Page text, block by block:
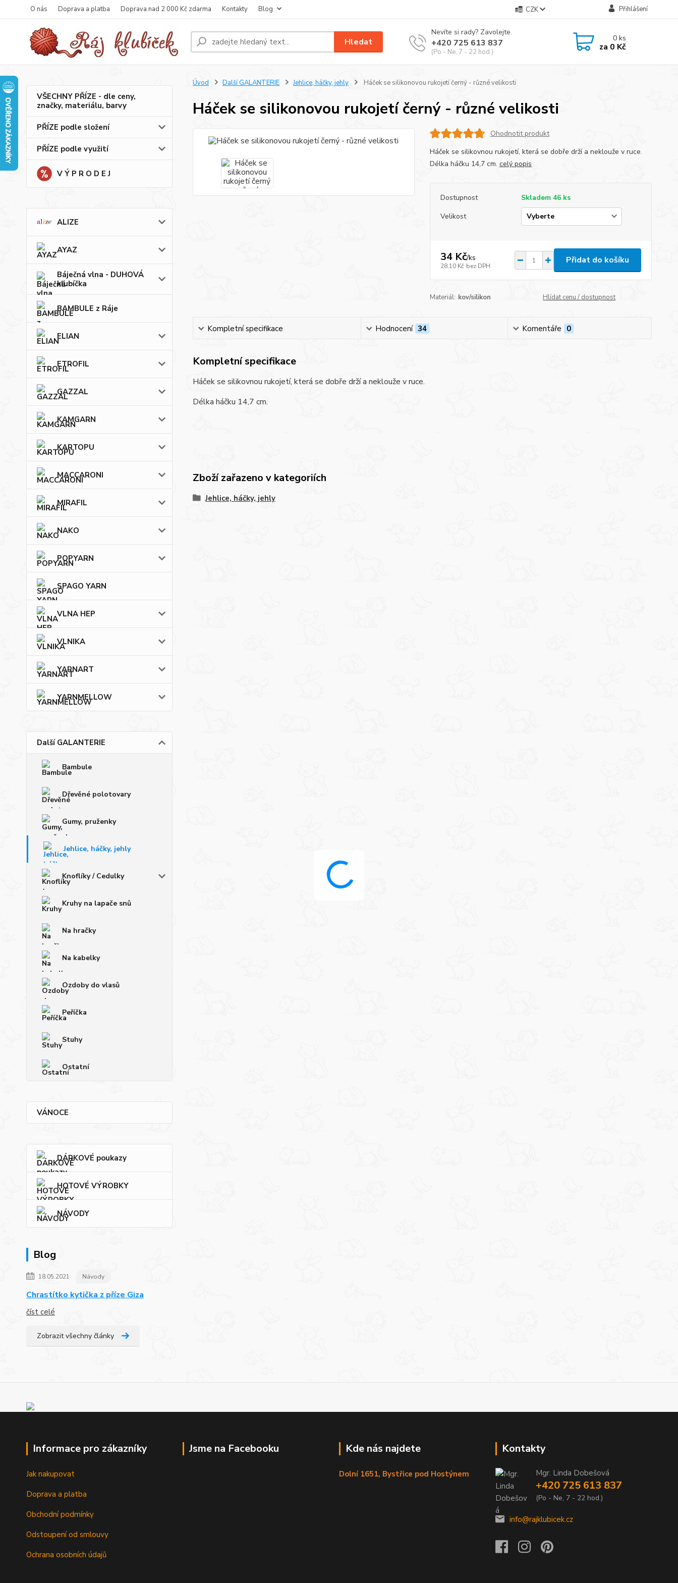
O nás Doprava a platba Doprava nad 2 000 Kč zdarma Kontakty Blog CZK Přihlášení
Hledat
Nevíte si rady? Zavolejte.
+420 725 613 837
(Po - Ne, 7 - 22 hod.)
0ks
za 0 Kč
VŠECHNY PŘÍZE - dle ceny,
značky, materiálu, barvy
PŘÍZE podle složení
PŘÍZE podle využití
V Ý P R O D E J
ALIZE
AYAZ
Báječná vlna - DUHOVÁ
klubíčka
BAMBULE z Ráje
ELIAN
ETROFIL
GAZZAL
KAMGARN
KARTOPU
MACCARONI
MIRAFIL
NAKO
POPYARN
SPAGO YARN
VLNA HEP
VLNIKA
YARNART
YARNMELLOW
Další GALANTERIE
Bambule
Dřevěné polotovary
Gumy, pruženky
Jehlice, háčky, jehly
Knoflíky / Cedulky
Kruhy na lapače snů
Na hračky
Na kabelky
Ozdoby do vlasů
Peříčka
Stuhy
Ostatní
VÁNOCE
DÁRKOVÉ poukazy
HOTOVÉ VÝROBKY
NÁVODY
Blog
18.05.2021 Návody
Chrastítko kytička z příze Giza
číst celé
Zobrazit všechny články
Úvod Další GALANTERIE Jehlice, háčky, jehly Háček se silikonovou rukojetí černý - různé velikosti
Háček se silikonovou rukojetí černý - různé velikosti
Ohodnotit produkt
Háček se silikovnou rukojetí, která se dobře drží a neklouže v ruce.
Délka háčku 14,7 cm. celý popis
Dostupnost
Skladem 46 ks
Velikost
34 Kč/ks
28,10 Kč bez DPH
Přidat do košíku
Materiál: kov/silikon Hlídat cenu / dostupnost
Kompletní specifikace Hodnocení 34 Komentáře 0
Kompletní specifikace
Háček se silikovnou rukojetí, která se dobře drží a neklouže v ruce.
Délka háčku 14,7 cm.
Zboží zařazeno v kategoriích
Jehlice, háčky, jehly
Informace pro zákazníky
Jak nakupovat
Doprava a platba
Obchodní podmínky
Odstoupení od smlouvy
Ochrana osobních údajů
Jsme na Facebooku Kde nás najdete
Dolní 1651, Bystřice pod Hostýnem
Kontakty
Mgr. Linda Dobešová
+420 725 613 837
(Po - Ne, 7 - 22 hod.)
info@rajklubicek.cz